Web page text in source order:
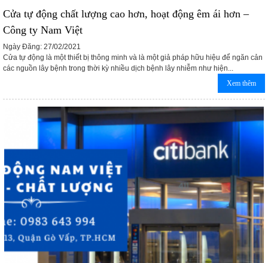
Cửa tự động chất lượng cao hơn, hoạt động êm ái hơn –
Công ty Nam Việt
Ngày Đăng: 27/02/2021
Cửa tự động là một thiết bị thông minh và là một giả pháp hữu hiệu để ngăn cản
các nguồn lây bệnh trong thời kỳ nhiều dịch bệnh lây nhiễm như hiện...
Xem thêm